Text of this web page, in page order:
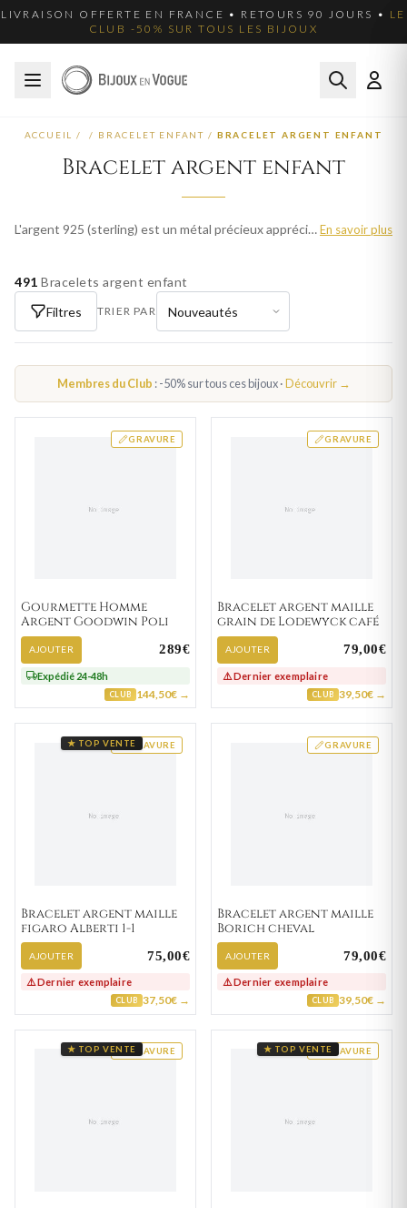
LIVRAISON OFFERTE EN FRANCE • RETOURS 90 JOURS • LE
CLUB -50% SUR TOUS LES BIJOUX
ACCUEIL / / BRACELET ENFANT / BRACELET ARGENT ENFANT
Bracelet argent enfant
L'argent 925 (sterling) est un métal précieux apprécié pour son éclat blanc et sa polyvalence. Nos bracelets en argent enfant allient élégance classique et modernité, à des prix accessibles. Parcourez plus de 25 modèles pour enfant et trouvez votre bijou idéal. Livraison offerte en France métropolitaine.En savoir plus
491 Bracelets argent enfant
Filtres
TRIER PAR
Membres du Club : -50% sur tous ces bijoux ·Découvrir →
GRAVURE
Gourmette Homme
Argent Goodwin Poli
AJOUTER 289€
Expédié 24-48h
CLUB 144,50€ →
GRAVURE
Bracelet argent maille
grain de Lodewyck café
AJOUTER 79,00€
⚠️ Dernier exemplaire
CLUB 39,50€ →
GRAVURE
★ TOP VENTE
Bracelet argent maille
figaro Alberti 1-1
AJOUTER 75,00€
⚠️ Dernier exemplaire
CLUB 37,50€ →
GRAVURE
Bracelet argent maille
Borich cheval
AJOUTER 79,00€
⚠️ Dernier exemplaire
CLUB 39,50€ →
GRAVURE
★ TOP VENTE GRAVURE
★ TOP VENTE